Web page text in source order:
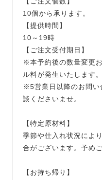
10個から承ります。
【提供時間】
10～19時
【ご注文受付期日】
※本予約後の数量変更
ル料が発生いたします。
※5営業日以降のお問い
談くださいませ。
【特定原材料】
季節や仕入れ状況によ
合がございます。予め
【お持ち帰り】